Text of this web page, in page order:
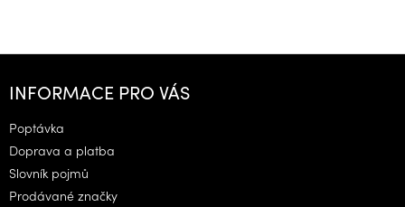
Z
INFORMACE PRO VÁS
Poptávka
Doprava a platba
Slovník pojmů
Prodávané značky